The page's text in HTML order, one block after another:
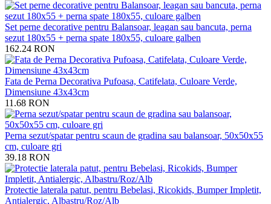
Set perne decorative pentru Balansoar, leagan sau bancuta, perna
sezut 180x55 + perna spate 180x55, culoare galben
162.24 RON
Fata de Perna Decorativa Pufoasa, Catifelata, Culoare Verde,
Dimensiune 43x43cm
11.68 RON
Perna sezut/spatar pentru scaun de gradina sau balansoar, 50x50x55
cm, culoare gri
39.18 RON
Protectie laterala patut, pentru Bebelasi, Ricokids, Bumper Impletit,
Antialergic, Albastru/Roz/Alb